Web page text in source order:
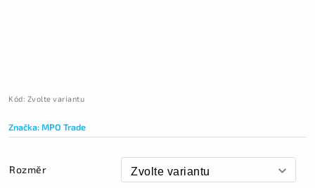
Kód: Zvolte variantu
Značka:MPO Trade
Rozměr